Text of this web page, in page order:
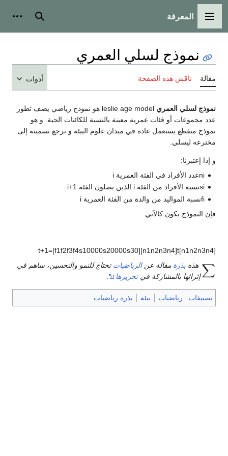
القائمة الرئيسية
المعرفة بحث
نموذج لسلي العمري
مقالة ناقش هذه الصفحة أدوات
نموذج لسلي العمري
leslie age model هو نموذج رياضي يصف تطور
عدد مجموعات أو فئات عمرية معينة بالنسبة للكائنات الحية. و هو
نموذج متقطع يستعمل عادة في ميدان علوم البيئة و ترجع تسميته إلى
مخترعه ليسلي.
و إذا إعتبرنا:
ni
عدد الأفراد في الفئة العمرية i
si نسبة الأفراد من الفئة i الذين يصلون الفئة i+1
fi نسبة المواليد من والدة من الفئة العمرية i
فإن النموذج يكون كالآتي
[
n1 n2n3n4
]
t+1=[f1f2f3f4s10000s20000s30][n1 n2n3n4]t
هذه بذرة مقالة عنالرياضيات تحتاج للنمو والتحسين، ساهم في
إثرائها بالمشاركة فيتحريرها
تصنيفات: رياضيات بيئة بذرة رياضيات